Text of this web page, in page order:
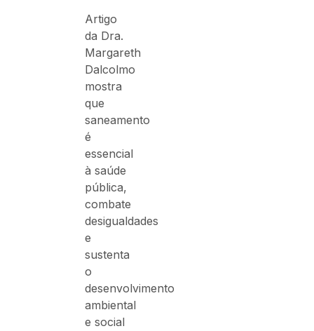
Artigo
da Dra.
Margareth
Dalcolmo
mostra
que
saneamento
é
essencial
à saúde
pública,
combate
desigualdades
e
sustenta
o
desenvolvimento
ambiental
e social